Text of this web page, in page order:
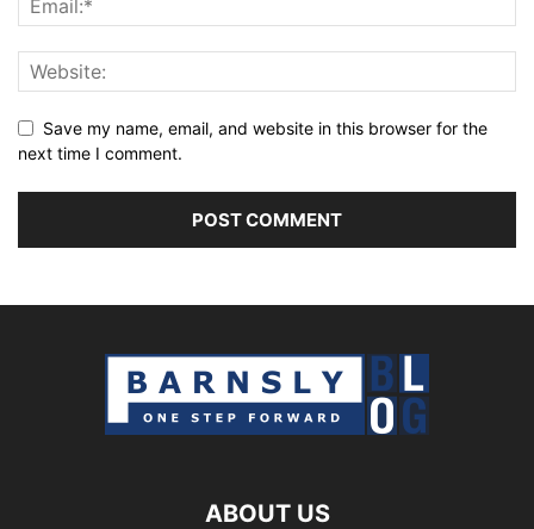
Save my name, email, and website in this browser for the
next time I comment.
ABOUT US